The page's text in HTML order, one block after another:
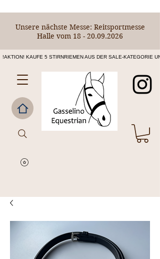
Unsere nächste Messe: Reitsportmesse
Halle vom 18 - 20.09.2026
!AKTION! KAUFE 5 STIRNRIEMEN AUS DER SALE-KATEGORIE